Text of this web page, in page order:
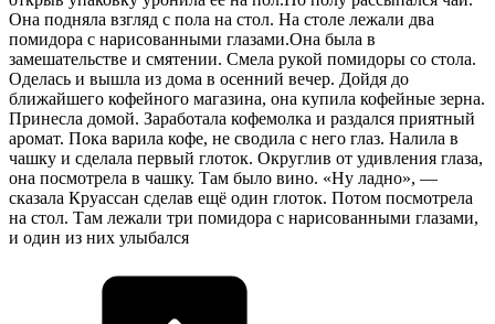
Она подняла взгляд с пола на стол. На столе лежали два
помидора с нарисованными глазами.Она была в
замешательстве и смятении. Смела рукой помидоры со стола.
Оделась и вышла из дома в осенний вечер. Дойдя до
ближайшего кофейного магазина, она купила кофейные зерна.
Принесла домой. Заработала кофемолка и раздался приятный
аромат. Пока варила кофе, не сводила с него глаз. Налила в
чашку и сделала первый глоток. Округлив от удивления глаза,
она посмотрела в чашку. Там было вино. «Ну ладно», —
сказала Круассан сделав ещё один глоток. Потом посмотрела
на стол. Там лежали три помидора с нарисованными глазами,
и один из них улыбался